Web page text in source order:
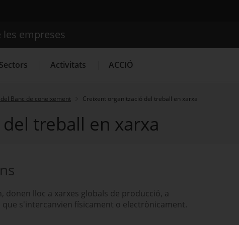
Cercador
Serveis d'innovació Convocatòries d'ajuts obertes
les empreses
Sectors Activitats ACCIÓ
Banc de coneixement Creixent organització del treball en xarxa
treball en xarxa
donen lloc a xarxes globals de producció, a
que s'intercanvien físicament o electrònicament.